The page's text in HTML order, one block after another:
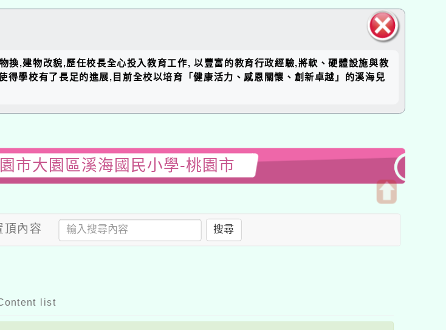
塊
,建物改貌,歷任校長全心投入教育工作, 以豐富的教育行政經驗,將軟、硬體設施與教
學校有了長足的進展,目前全校以培育「健康活力、感恩關懷、創新卓越」的溪海兒
市大園區溪海國民小學-桃園市
頂內容 搜尋
list